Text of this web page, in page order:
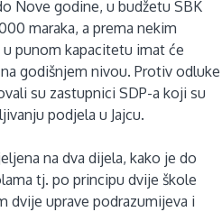
Nove godine, u budžetu SBK
maraka, a prema nekim
punom kapacitetu imat će
godišnjem nivou. Protiv odluke
su zastupnici SDP-a koji su
podjela u Jajcu.
na dva dijela, kako je do
tj. po principu dvije škole
dvije uprave podrazumijeva i